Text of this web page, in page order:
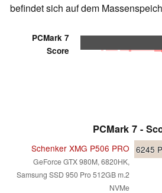
befindet sich auf dem
PCMark 7
Score
PCMark 7 -
Schenker XMG P506 PRO
GeForce GTX 980M, 6820HK,
Samsung SSD 950 Pro 512GB m.2
NVMe
6245